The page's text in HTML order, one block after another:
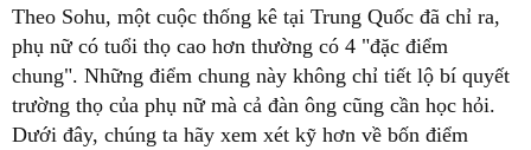
Theo Sohu, một cuộc thống kê tại Trung Quốc đã chỉ ra,
phụ nữ có tuổi thọ cao hơn thường có 4 "đặc điểm
chung". Những điểm chung này không chỉ tiết lộ bí quyết
trường thọ của phụ nữ mà cả đàn ông cũng cần học hỏi.
Dưới đây, chúng ta hãy xem xét kỹ hơn về bốn điểm